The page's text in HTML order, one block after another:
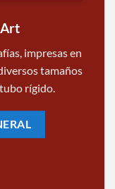
impresas en
tamaños
rígido.